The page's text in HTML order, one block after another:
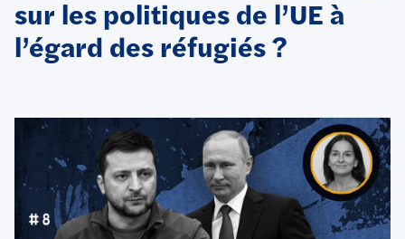
sur les politiques de l’UE à
l’égard des réfugiés ?